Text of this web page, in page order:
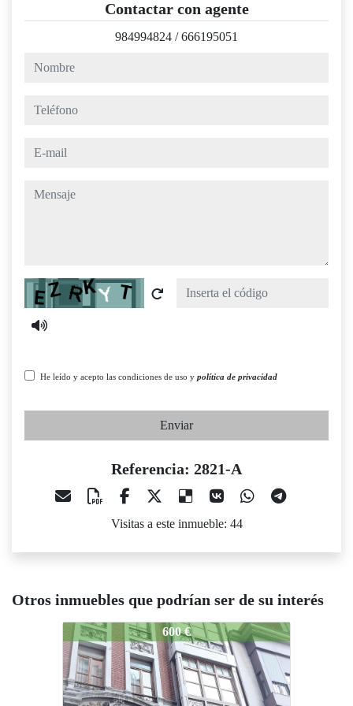
Contactar con agente
984994824 /666195051
nombre
teléfono
e-mail
mensaje
Captcha
He leído y acepto las condiciones de uso y política de privacidad
Enviar
Referencia: 2821-A
Visitas a este inmueble: 44
Otros inmuebles que podrían ser de su interés
600 €
2821-A 950 €